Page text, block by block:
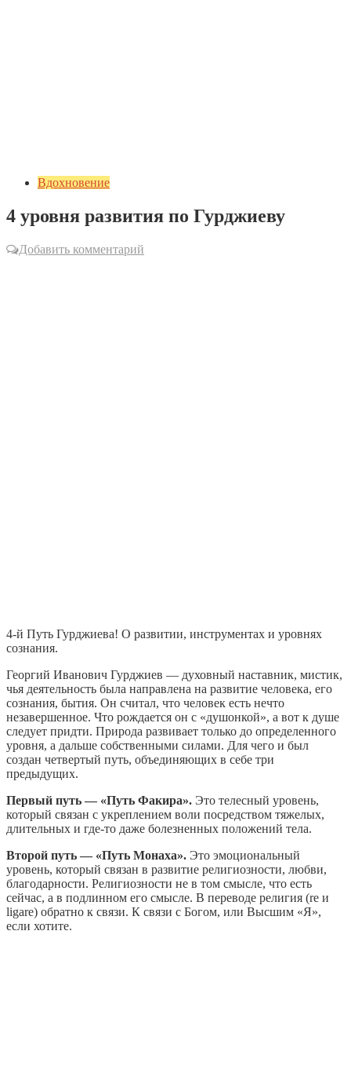
Вдохновение
4 уровня развития по Гурджиеву
Добавить комментарий
4-й Путь Гурджиева! О развитии, инструментах и уровнях
сознания.
Георгий Иванович Гурджиев — духовный наставник, мистик,
чья деятельность была направлена на развитие человека, его
сознания, бытия. Он считал, что человек есть нечто
незавершенное. Что рождается он с «душонкой», а вот к душе
следует придти. Природа развивает только до определенного
уровня, а дальше собственными силами. Для чего и был
создан четвертый путь, объединяющих в себе три
предыдущих.
Первый путь — «Путь Факира». Это телесный уровень,
который связан с укреплением воли посредством тяжелых,
длительных и где-то даже болезненных положений тела.
Второй путь — «Путь Монаха». Это эмоциональный
уровень, который связан в развитие религиозности, любви,
благодарности. Религиозности не в том смысле, что есть
сейчас, а в подлинном его смысле. В переводе религия (re и
ligare) обратно к связи. К связи с Богом, или Высшим «Я»,
если хотите.